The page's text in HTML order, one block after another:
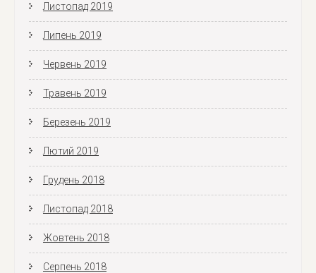
Листопад 2019
Липень 2019
Червень 2019
Травень 2019
Березень 2019
Лютий 2019
Грудень 2018
Листопад 2018
Жовтень 2018
Серпень 2018